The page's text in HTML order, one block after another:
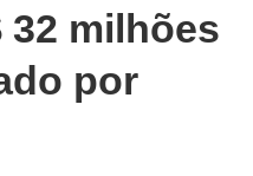
32 milhões
por